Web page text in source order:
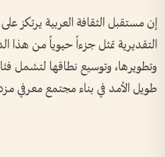
إن مستقبل الثقافة العربية يرتكز
التقديرية تمثل جزءاً حيوياً من هذا
وتطويرها، وتوسيع نطاقها لتشمل
طويل الأمد في بناء مجتمع معرفي